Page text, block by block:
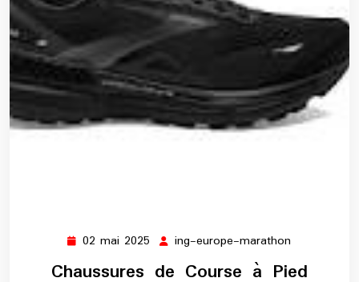
02 mai 2025 02
mai
ing-europe-marathon
europe-
Chaussures de Course à Pied